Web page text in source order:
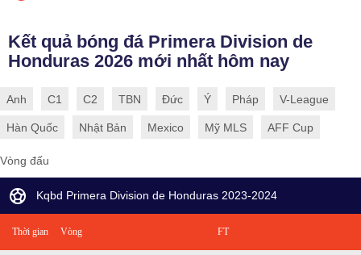
Kết quả bóng đá Primera Division de
Honduras 2026 mới nhất hôm nay
Anh C1 C2 TBN Đức Ý Pháp V-League
Hàn Quốc Nhật Bản Mexico Mỹ MLS AFF Cup
Vòng đấu
Kqbd Primera Division de Honduras 2023-2024
Thời gian Vòng FT